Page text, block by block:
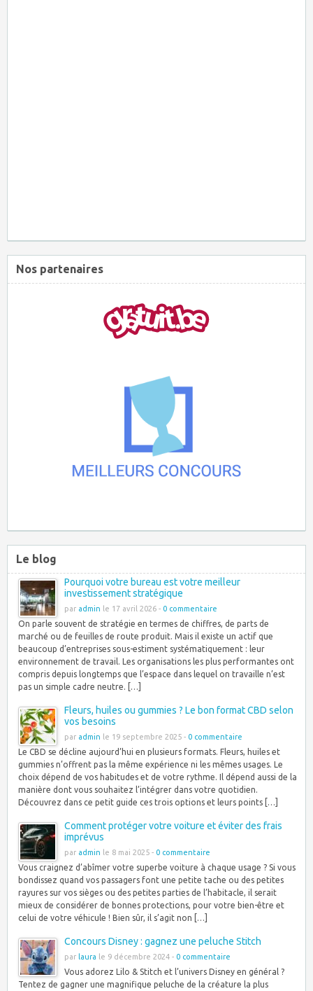
Nos partenaires
Le blog
Pourquoi votre bureau est votre meilleur
investissement stratégique
par admin le 17 avril 2026 - 0 commentaire
On parle souvent de stratégie en termes de chiffres, de parts de
marché ou de feuilles de route produit. Mais il existe un actif que
beaucoup d’entreprises sous-estiment systématiquement : leur
environnement de travail. Les organisations les plus performantes ont
compris depuis longtemps que l’espace dans lequel on travaille n’est
pas un simple cadre neutre. […]
Fleurs, huiles ou gummies ? Le bon format CBD selon
vos besoins
par admin le 19 septembre 2025 - 0 commentaire
Le CBD se décline aujourd’hui en plusieurs formats. Fleurs, huiles et
gummies n’offrent pas la même expérience ni les mêmes usages. Le
choix dépend de vos habitudes et de votre rythme. Il dépend aussi de la
manière dont vous souhaitez l’intégrer dans votre quotidien.
Découvrez dans ce petit guide ces trois options et leurs points […]
Comment protéger votre voiture et éviter des frais
imprévus
par admin le 8 mai 2025 - 0 commentaire
Vous craignez d’abîmer votre superbe voiture à chaque usage ? Si vous
bondissez quand vos passagers font une petite tache ou des petites
rayures sur vos sièges ou des petites parties de l’habitacle, il serait
mieux de considérer de bonnes protections, pour votre bien-être et
celui de votre véhicule ! Bien sûr, il s’agit non […]
Concours Disney : gagnez une peluche Stitch
par laura le 9 décembre 2024 - 0 commentaire
Vous adorez Lilo & Stitch et l’univers Disney en général ?
Tentez de gagner une magnifique peluche de la créature la plus